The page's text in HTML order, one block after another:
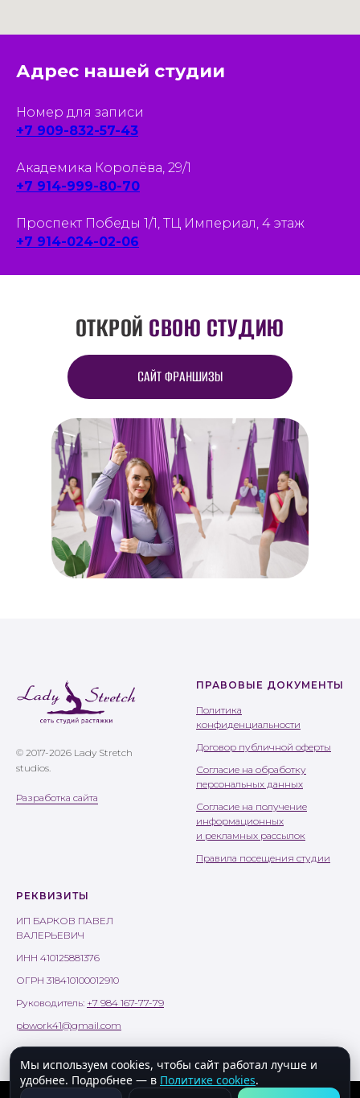
Адрес нашей студии
Номер для записи
+7 909-832-57-43
Академика Королёва, 29/1
+7 914-999-80-70
Проспект Победы 1/1, ТЦ Империал, 4 этаж
+7 914-024-02-06
САЙТ ФРАНШИЗЫ
ОТКРОЙ СВОЮ СТУДИЮ
© 2017-2026 Lady Stretch
studios.
Разработка сайта
ПРАВОВЫЕ ДОКУМЕНТЫ
Политика
конфиденциальности
Договор публичной оферты
Согласие на обработку
персональных данных
Согласие на получение
информационных
и рекламных рассылок
Правила посещения студии
РЕКВИЗИТЫ
ИП БАРКОВ ПАВЕЛ
ВАЛЕРЬЕВИЧ
ИНН 410125881376
ОГРН 318410100012910
Руководитель: +7 984 167-77-79
pbwork41@gmail.com
Мы используем cookies, чтобы сайт работал лучше и
удобнее. Подробнее — в Политике cookies.